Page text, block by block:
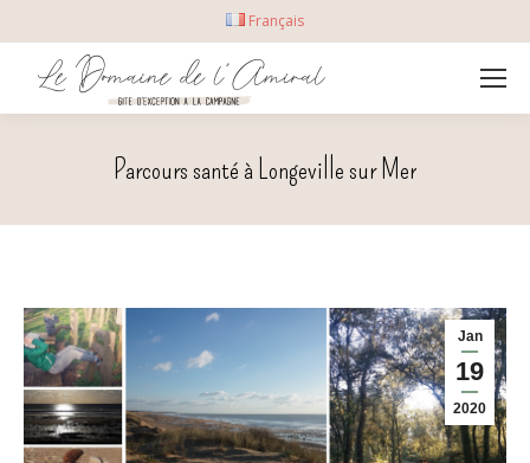
Français
Parcours santé à Longeville sur Mer
Jan
19
2020